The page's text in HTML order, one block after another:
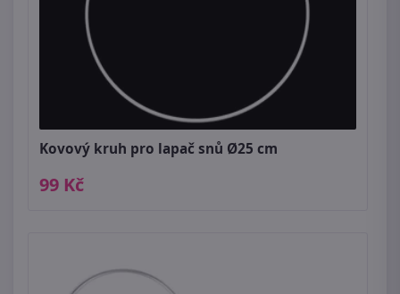
Kovový kruh pro lapač snů Ø25 cm
99 Kč